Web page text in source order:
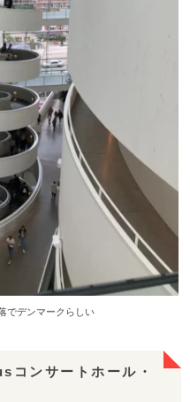
でデンマークらしい
ンサートホール・